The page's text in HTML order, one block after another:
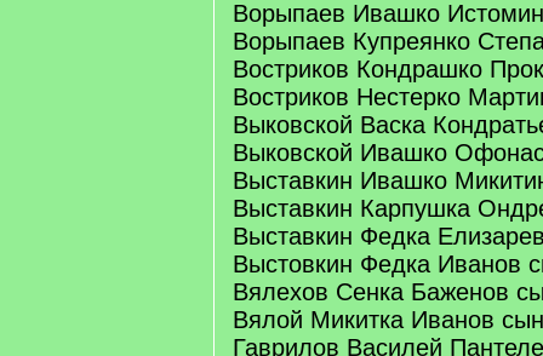
Ворыпаев Ивашко
Ворыпаев Купреянко
Востриков Кондрашко
Востриков Нестерко
Выковской Васка
Выковской Ивашко
Выставкин Ивашко
Выставкин Карпушка
Выставкин Федка
Выстовкин Федка Иванов
Вялехов Сенка Баженов
Вялой Микитка Иванов сын
Гаврилов Василей